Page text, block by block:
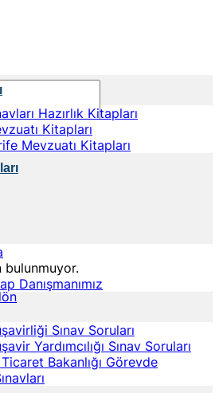
bulunmuyor.
Hazırlık Kitapları
Kitapları
Mevzuatı Kitapları
Danışmanımız
Sınav Soruları
Yardımcılığı Sınav Soruları
Bakanlığı Görevde